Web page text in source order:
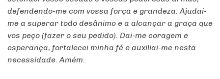
defendendo-me com vossa força e grandeza. Ajudai-
me a superar todo desânimo e a alcançar a graça que
vos peço (fazer o seu pedido). Dai-me coragem e
esperança, fortalecei minha fé e auxiliai-me nesta
necessidade. Amém.